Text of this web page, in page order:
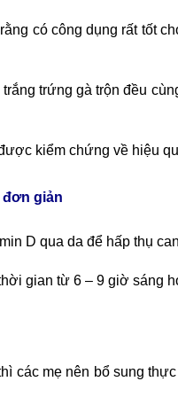
có công dụng rất tốt
trứng gà trộn đều
kiểm chứng về hiệu
đơn giản
D qua da để hấp thụ
gian từ 6 – 9 giờ sáng
các mẹ nên bổ sung